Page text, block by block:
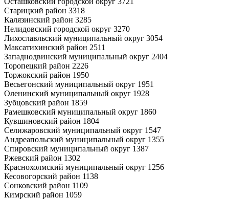
Старицкий район 3318
Калязинский район 3285
Нелидовский городской округ 3270
Лихославльский муниципальный округ 3054
Максатихинский район 2511
Западнодвинский муниципальный округ 2404
Торопецкий район 2226
Торжокский район 1950
Весьегонский муниципальный округ 1951
Оленинский муниципальный округ 1928
Зубцовский район 1859
Рамешковский муниципальный округ 1860
Кувшиновский район 1804
Селижаровский муниципальный округ 1547
Андреапольский муниципальный округ 1355
Спировский муниципальный округ 1387
Ржевский район 1302
Краснохолмский муниципальный округ 1256
Кесовогорский район 1138
Сонковский район 1109
Кимрский район 1059